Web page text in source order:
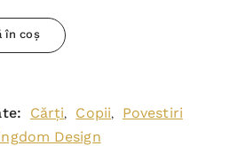
în coș
Cărți, Copii,
Povestiri
Design